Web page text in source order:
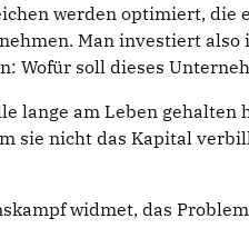
werden optimiert,
Man investiert
Wofür soll dieses
lange am Leben
nicht das Kapital
widmet, das